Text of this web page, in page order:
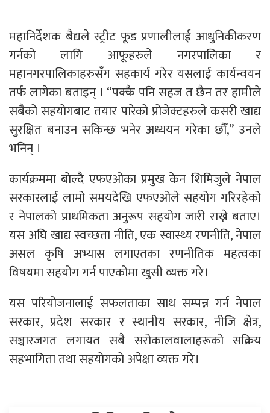
महानिर्देशक बैद्यले स्ट्रीट फूड प्रणालीलाई आधुनिकीकरण
गर्नको लागि आफूहरुले नगरपालिका र
महानगरपालिकाहरुसँग सहकार्य गरेर यसलाई कार्यन्वयन
तर्फ लागेका बताइन् । “पक्कै पनि सहज त छैन तर हामीले
सबैको सहयोगबाट तयार पारेको प्रोजेक्टहरुले कसरी खाद्य
सुरक्षित बनाउन सकिन्छ भनेर अध्ययन गरेका छौँ,” उनले
भनिन् ।
कार्यक्रममा बाेल्दै एफएओका प्रमुख केन शिमिजुले नेपाल
सरकारलाई लामो समयदेखि एफएओले सहयोग गरिरहेको
र नेपालको प्राथमिकता अनुरूप सहयोग जारी राख्ने बताए।
यस अघि खाद्य स्वच्छता नीति, एक स्वास्थ्य रणनीति, नेपाल
असल कृषि अभ्यास लगाएतका रणनीतिक महत्वका
विषयमा सहयोग गर्न पाएकोमा खुसी व्यक्त गरे।
यस परियोजनालाई सफलताका साथ सम्पन्न गर्न नेपाल
सरकार, प्रदेश सरकार र स्थानीय सरकार, नीजि क्षेत्र,
सञ्चारजगत लगायत सबै सरोकालवालाहरूको सक्रिय
सहभागिता तथा सहयोगको अपेक्षा व्यक्त गरे।